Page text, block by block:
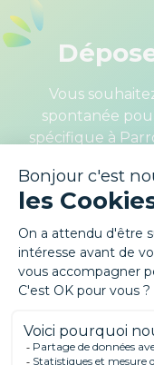
Vous
spontanée
spécifique à
DÉPOSER MA